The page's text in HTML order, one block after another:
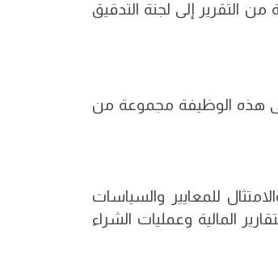
التقرير إلى لجنة التدقيق
هذه الوظيفة مجموعة من
للمعايير والسياسات
المالية وعمليات الشراء